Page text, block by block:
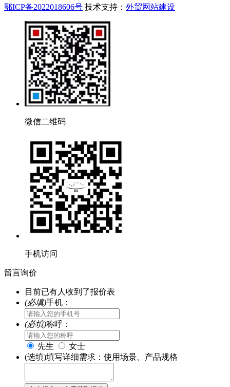
鄂ICP备2022018606号 技术支持： 外贸网站建设
微信二维码
手机访问
留言询价
目前已有人收到了报价表
(必填)手机：
(必填)称呼：
先生
女士
(选填)填写详细需求：使用场景、产品规格